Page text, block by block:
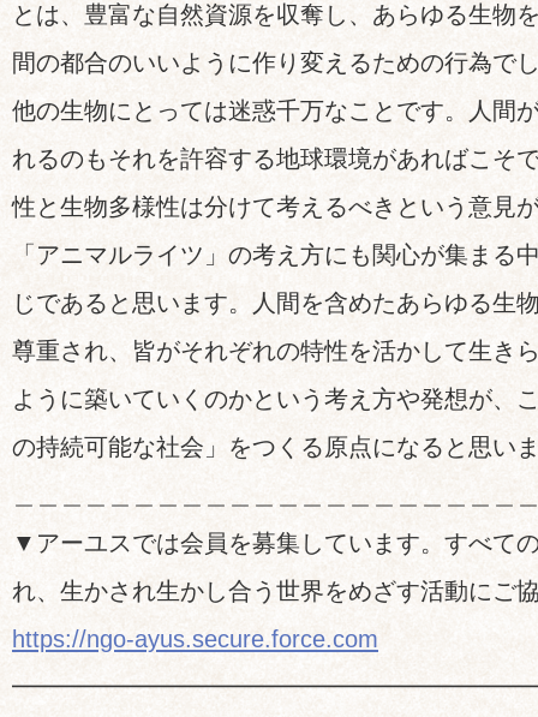
とは、豊富な自然資源を収奪し、あらゆる生物
間の都合のいいように作り変えるための行為で
他の生物にとっては迷惑千万なことです。人間
れるのもそれを許容する地球環境があればこそ
性と生物多様性は分けて考えるべきという意見
「アニマルライツ」の考え方にも関心が集まる
じであると思います。人間を含めたあらゆる生
尊重され、皆がそれぞれの特性を活かして生き
ように築いていくのかという考え方や発想が、
の持続可能な社会」をつくる原点になると思い
＿＿＿＿＿＿＿＿＿＿＿＿＿＿＿＿＿＿＿＿＿
▼アーユスでは会員を募集しています。すべて
れ、生かされ生かし合う世界をめざす活動にご
https://ngo-ayus.secure.force.com